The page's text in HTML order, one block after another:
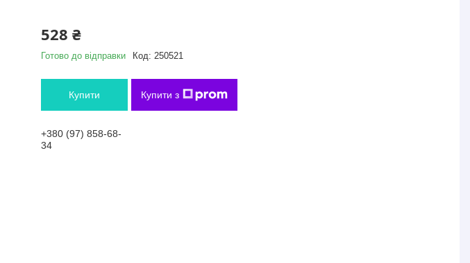
528 ₴
Готово до відправки Код: 250521
Купити Купити з
+380 (97) 858-68-
34